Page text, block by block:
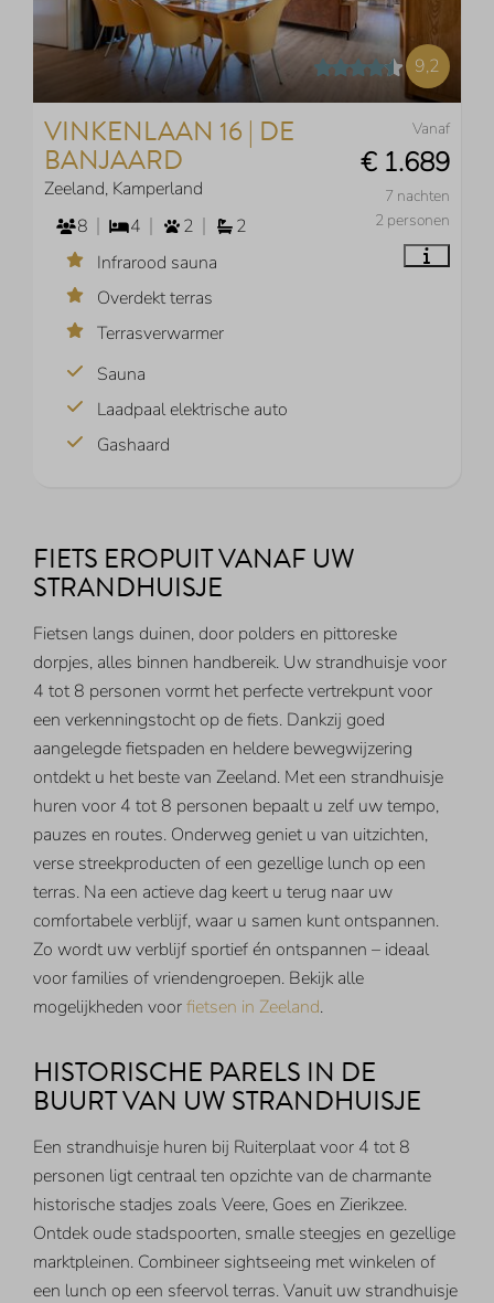
9,2
Vanaf
€ 1.689
7 nachten
2 personen
VINKENLAAN 16 | DE
BANJAARD
Zeeland, Kamperland
8
4 2
2
Infrarood sauna
Overdekt terras
Terrasverwarmer
Sauna
Laadpaal elektrische auto
Gashaard
FIETS EROPUIT VANAF UW
STRANDHUISJE
Fietsen langs duinen, door polders en pittoreske
dorpjes, alles binnen handbereik. Uw strandhuisje voor
4 tot 8 personen vormt het perfecte vertrekpunt voor
een verkenningstocht op de fiets. Dankzij goed
aangelegde fietspaden en heldere bewegwijzering
ontdekt u het beste van Zeeland. Met een strandhuisje
huren voor 4 tot 8 personen bepaalt u zelf uw tempo,
pauzes en routes. Onderweg geniet u van uitzichten,
verse streekproducten of een gezellige lunch op een
terras. Na een actieve dag keert u terug naar uw
comfortabele verblijf, waar u samen kunt ontspannen.
Zo wordt uw verblijf sportief én ontspannen – ideaal
voor families of vriendengroepen. Bekijk alle
mogelijkheden voorfietsen in Zeeland.
HISTORISCHE PARELS IN DE
BUURT VAN UW STRANDHUISJE
Een strandhuisje huren bij Ruiterplaat voor 4 tot 8
personen ligt centraal ten opzichte van de charmante
historische stadjes zoals Veere, Goes en Zierikzee.
Ontdek oude stadspoorten, smalle steegjes en gezellige
marktpleinen. Combineer sightseeing met winkelen of
een lunch op een sfeervol terras. Vanuit uw strandhuisje